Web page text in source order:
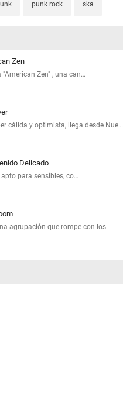
punk rock ska
Zen
Zen" , una can…
cálida y optimista, llega desde Nue…
Delicado
para sensibles, co…
agrupación que rompe con los